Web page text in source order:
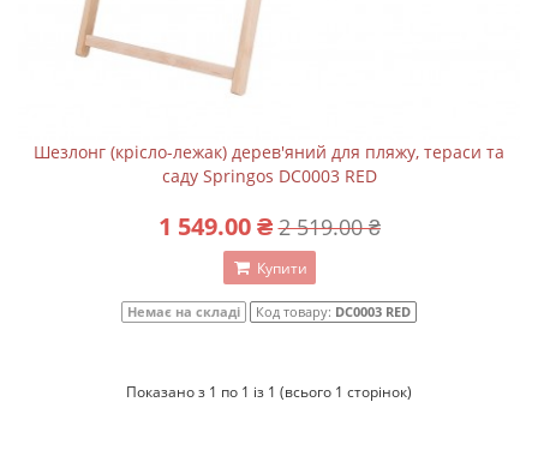
Шезлонг (крісло-лежак) дерев'яний для пляжу, тераси та
саду Springos DC0003 RED
1 549.00 ₴ 2 519.00 ₴
Купити
Немає на складі Код товару: DC0003 RED
Показано з 1 по 1 із 1 (всього 1 сторінок)